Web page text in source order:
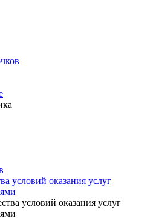
условий оказания услуг